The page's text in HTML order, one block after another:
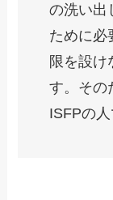
の洗い出
ために必
限を設け
す。その
ISFPの